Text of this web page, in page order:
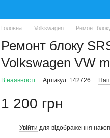
Головна Volkswagen Ремонт
Ремонт блоку
Volkswagen VW
В наявності Артикул: 142726
1 200 грн
Увійти для відображення